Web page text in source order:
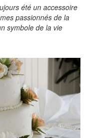
été un accessoire
passionnés de la
symbole de la vie